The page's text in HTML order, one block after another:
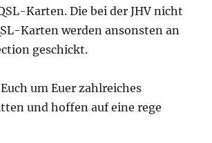
Karten. Die bei der JHV nicht
Karten werden ansonsten an
geschickt.
um Euer zahlreiches
und hoffen auf eine rege